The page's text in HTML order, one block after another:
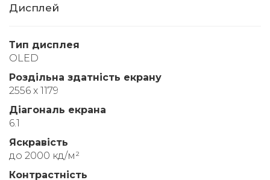
Дисплей
Тип дисплея
OLED
Роздільна здатність екрану
2556 x 1179
Діагональ екрана
6.1
Яскравість
до 2000 кд/м²
Контрастність